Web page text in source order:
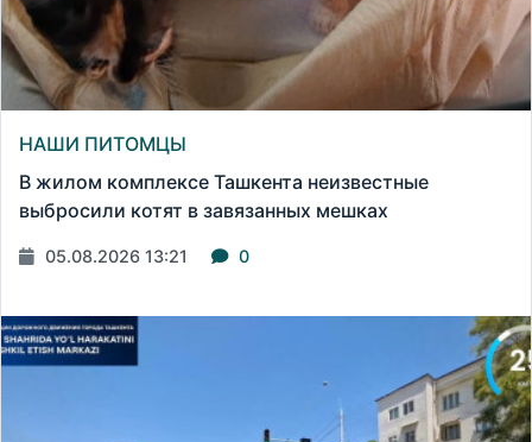
НАШИ ПИТОМЦЫ
В жилом комплексе Ташкента неизвестные
выбросили котят в завязанных мешках
05.08.2026 13:21 0